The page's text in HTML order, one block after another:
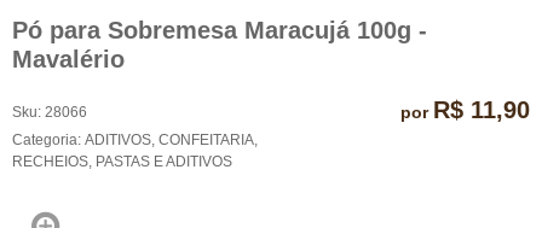
Pó para Sobremesa Maracujá 100g -
Mavalério
Sku: 28066
Categoria: ADITIVOS CONFEITARIA
RECHEIOS, PASTAS E ADITIVOS
por R$ 11,90